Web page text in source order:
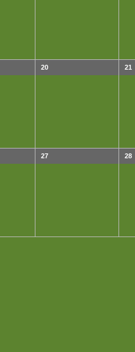
20 21
27 28